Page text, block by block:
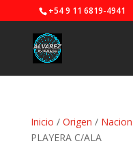
+54 9 11 6819-4941
Inicio / Origen /
PLAYERA C/ALA